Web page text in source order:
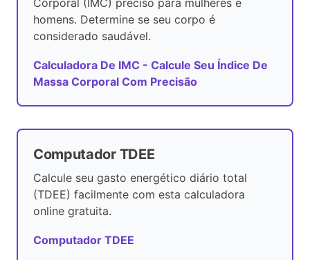
Corporal (IMC) preciso para mulheres e
homens. Determine se seu corpo é
considerado saudável.
Calculadora De IMC - Calcule Seu Índice De
Massa Corporal Com Precisão
Computador TDEE
Calcule seu gasto energético diário total
(TDEE) facilmente com esta calculadora
online gratuita.
Computador TDEE